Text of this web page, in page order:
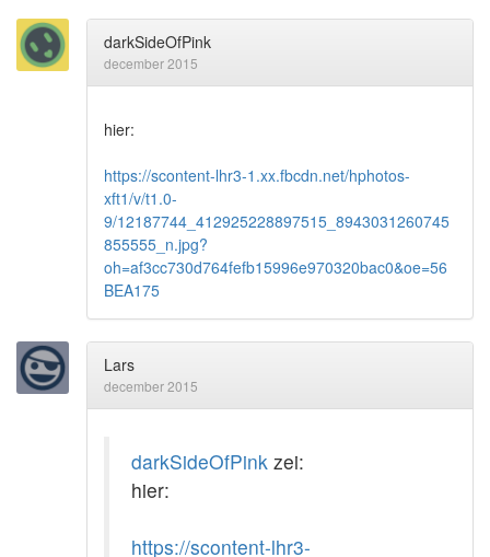
darkSideOfPink
december 2015
hier:
https://scontent-lhr3-1.xx.fbcdn.net/hphotos-
xft1/v/t1.0-
9/12187744_412925228897515_8943031260745
855555_n.jpg?
oh=af3cc730d764fefb15996e970320bac0&oe=56
BEA175
Lars
december 2015
darkSideOfPink zei:
hier:
https://scontent-lhr3-